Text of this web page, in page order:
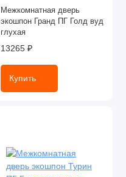
Межкомнатная дверь
экошпон Гранд ПГ Голд вуд
глухая
13265 ₽
Купить